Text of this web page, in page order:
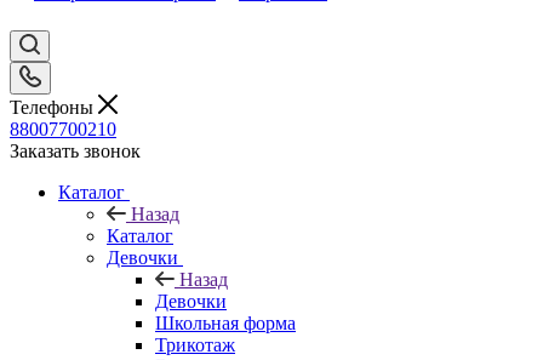
Телефоны
88007700210
Заказать звонок
Каталог
Назад
Каталог
Девочки
Назад
Девочки
Школьная форма
Трикотаж